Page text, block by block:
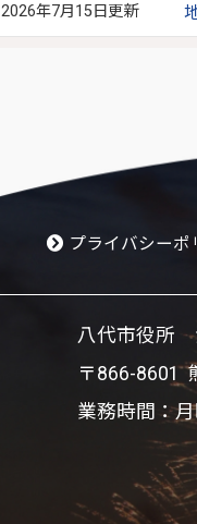
2026年7月15日更新
プライバシーポ
八代市役所
〒866-8601
業務時間：